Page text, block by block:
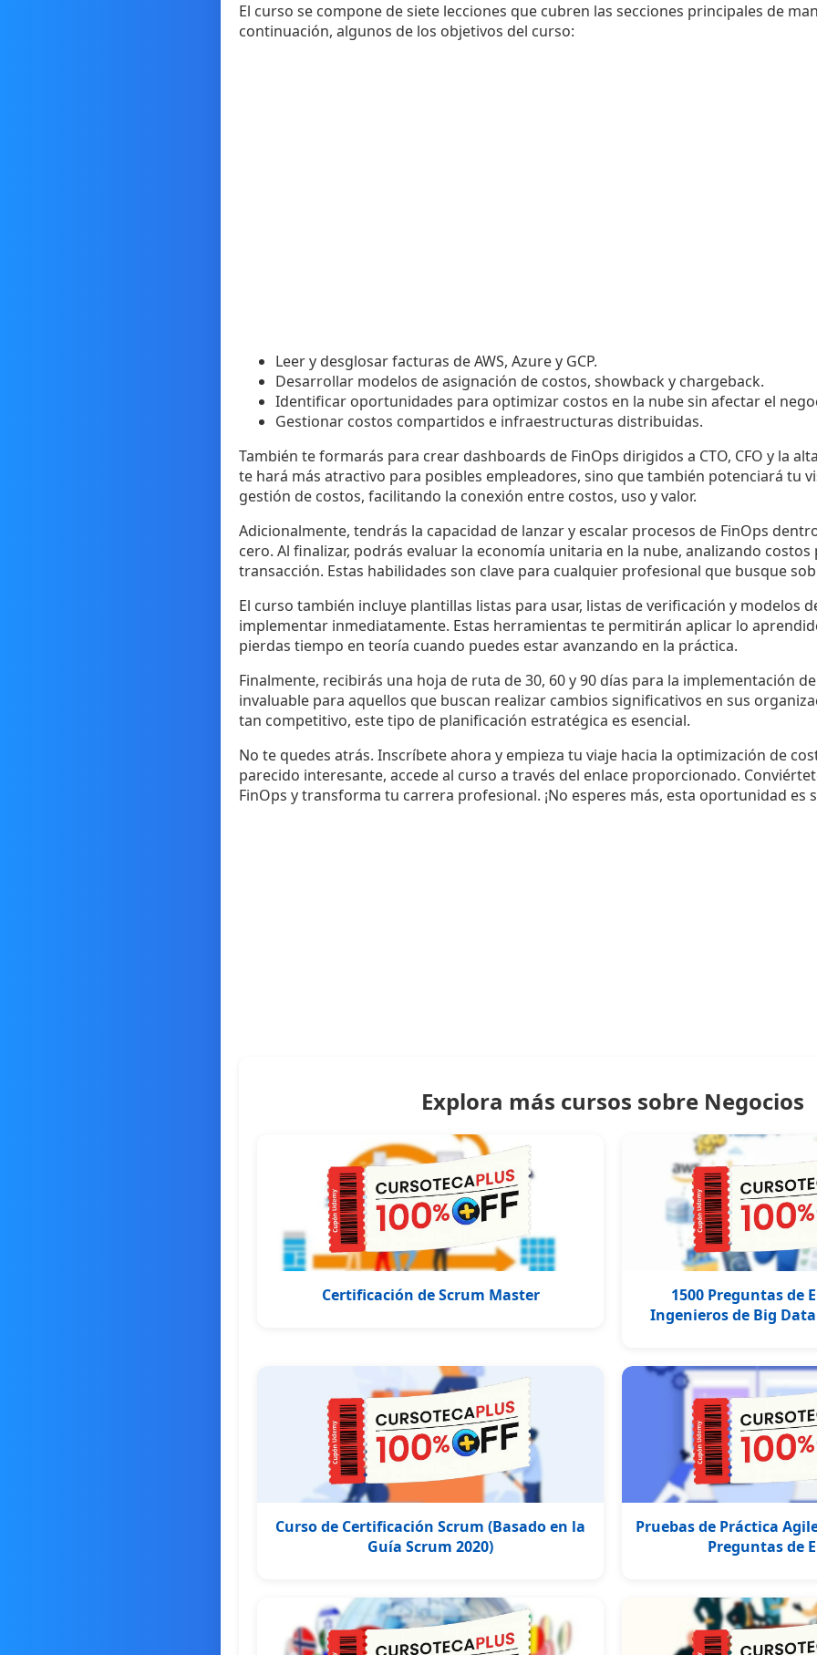
El curso se compone de siete lecciones que cubren las secciones principales de
continuación, algunos de los objetivos del curso:
Leer y desglosar facturas de AWS, Azure y GCP.
Desarrollar modelos de asignación de costos, showback y chargeback.
Identificar oportunidades para optimizar costos en la nube sin afectar el
Gestionar costos compartidos e infraestructuras distribuidas.
También te formarás para crear dashboards de FinOps dirigidos a CTO, CFO y la
te hará más atractivo para posibles empleadores, sino que también potenciará tu
gestión de costos, facilitando la conexión entre costos, uso y valor.
Adicionalmente, tendrás la capacidad de lanzar y escalar procesos de FinOps
cero. Al finalizar, podrás evaluar la economía unitaria en la nube, analizando
transacción. Estas habilidades son clave para cualquier profesional que busque
El curso también incluye plantillas listas para usar, listas de verificación y modelos
implementar inmediatamente. Estas herramientas te permitirán aplicar lo
pierdas tiempo en teoría cuando puedes estar avanzando en la práctica.
Finalmente, recibirás una hoja de ruta de 30, 60 y 90 días para la implementación
invaluable para aquellos que buscan realizar cambios significativos en sus
tan competitivo, este tipo de planificación estratégica es esencial.
No te quedes atrás. Inscríbete ahora y empieza tu viaje hacia la optimización de
parecido interesante, accede al curso a través del enlace proporcionado.
FinOps y transforma tu carrera profesional. ¡No esperes más, esta oportunidad
Explora más cursos sobre Negocios
Certificación de Scrum Master
1500 Preguntas de
Ingenieros de Big
Curso de Certificación Scrum (Basado en la
Guía Scrum 2020)
Pruebas de Práctica
Preguntas de